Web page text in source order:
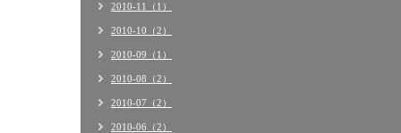
2010-11（1）
2010-10（2）
2010-09（1）
2010-08（2）
2010-07（2）
2010-06（2）